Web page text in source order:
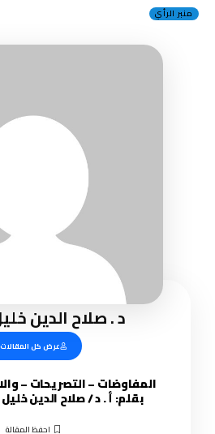
منبر الرأي
د . صلاح الدين
عرض كل المقالات
المفاوضات – التصريحات –
بقلم: أ . د / صلاح الدين